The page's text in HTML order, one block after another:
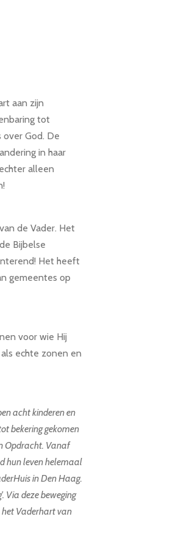
aan zijn
tot
God. De
in haar
alleen
de Vader. Het
Bijbelse
Het heeft
gemeentes op
voor wie Hij
echte zonen en
acht kinderen en
bekering gekomen
Opdracht. Vanaf
hun leven helemaal
in Den Haag.
Via deze beweging
het Vaderhart van